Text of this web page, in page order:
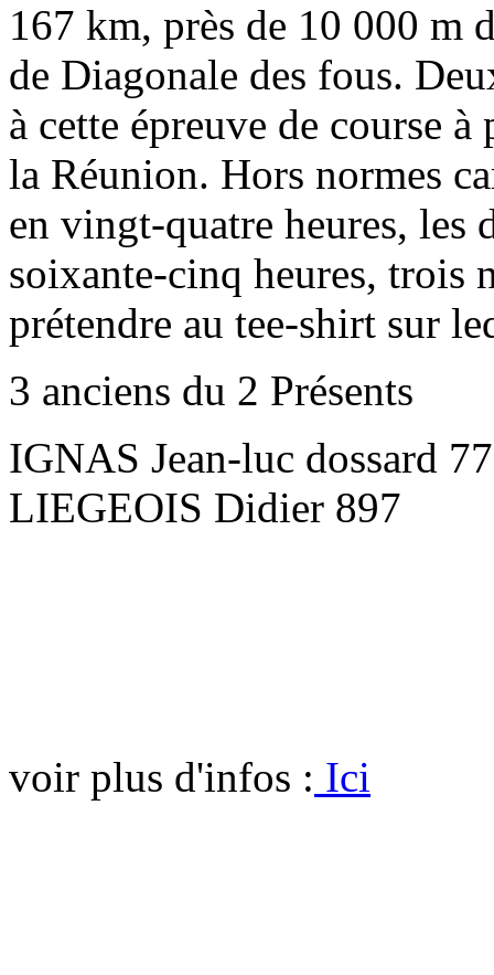
167 km, près de 10 000 m
de Diagonale des fous.
à cette épreuve de course
la Réunion. Hors normes
en vingt-quatre heures, les
soixante-cinq heures, trois
prétendre au tee-shirt sur
3 anciens du 2 Présents
IGNAS Jean-luc dossard
LIEGEOIS Didier 897
voir plus d'infos : Ici